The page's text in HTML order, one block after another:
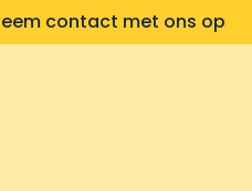
voor vertalingen
contact met ons op